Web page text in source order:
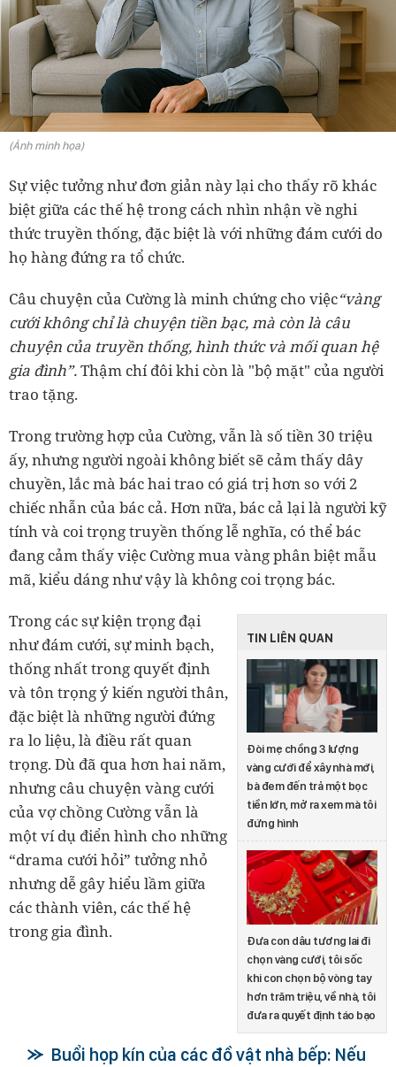
(Ảnh minh họa)
Sự việc tưởng như đơn giản này lại cho thấy rõ khác
biệt giữa các thế hệ trong cách nhìn nhận về nghi
thức truyền thống, đặc biệt là với những đám cưới do
họ hàng đứng ra tổ chức.
Câu chuyện của Cường là minh chứng cho việc“vàng
cưới không chỉ là chuyện tiền bạc, mà còn là câu
chuyện của truyền thống, hình thức và mối quan hệ
gia đình”.Thậm chí đôi khi còn là "bộ mặt" của người
trao tặng.
Trong trường hợp của Cường, vẫn là số tiền 30 triệu
ấy, nhưng người ngoài không biết sẽ cảm thấy dây
chuyền, lắc mà bác hai trao có giá trị hơn so với 2
chiếc nhẫn của bác cả. Hơn nữa, bác cả lại là người kỹ
tính và coi trọng truyền thống lễ nghĩa, có thể bác
đang cảm thấy việc Cường mua vàng phân biệt mẫu
mã, kiểu dáng như vậy là không coi trọng bác.
TIN LIÊN QUAN
Đòi mẹ chồng 3 lượng
vàng cưới để xây nhà mới,
bà đem đến trả một bọc
tiền lớn, mở ra xem mà tôi
đứng hình
Đưa con dâu tương lai đi
chọn vàng cưới, tôi sốc
khi con chọn bộ vòng tay
hơn trăm triệu, về nhà, tôi
đưa ra quyết định táo bạo
Trong các sự kiện trọng đại
như đám cưới, sự minh bạch,
thống nhất trong quyết định
và tôn trọng ý kiến người thân,
đặc biệt là những người đứng
ra lo liệu, là điều rất quan
trọng. Dù đã qua hơn hai năm,
nhưng câu chuyện vàng cưới
của vợ chồng Cường vẫn là
một ví dụ điển hình cho những
“drama cưới hỏi” tưởng nhỏ
nhưng dễ gây hiểu lầm giữa
các thành viên, các thế hệ
trong gia đình.
Buổi họp kín của các đồ vật nhà bếp: Nếu